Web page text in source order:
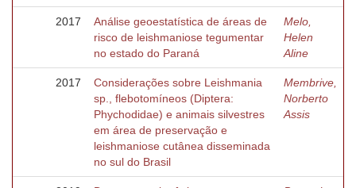
2017
Análise geoestatística de áreas de
risco de leishmaniose tegumentar
no estado do Paraná
Melo,
Helen
Aline
2017
Considerações sobre Leishmania
sp., flebotomíneos (Diptera:
Phychodidae) e animais silvestres
em área de preservação e
leishmaniose cutânea disseminada
no sul do Brasil
Membrive,
Norberto
Assis